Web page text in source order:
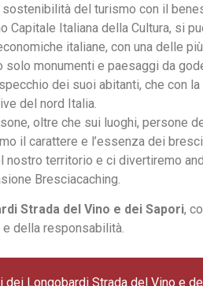
sostenibilità del turismo con il
Capitale Italiana della Cultura, si
italiane, con una delle
solo monumenti e paesaggi da
dei suoi abitanti, che con
del nord Italia.
oltre che sui luoghi, persone
il carattere e l’essenza dei
territorio e ci divertiremo
Bresciacaching.
Strada del Vino e dei Sapori,
della responsabilità.
dei Longobardi Strada del Vino e